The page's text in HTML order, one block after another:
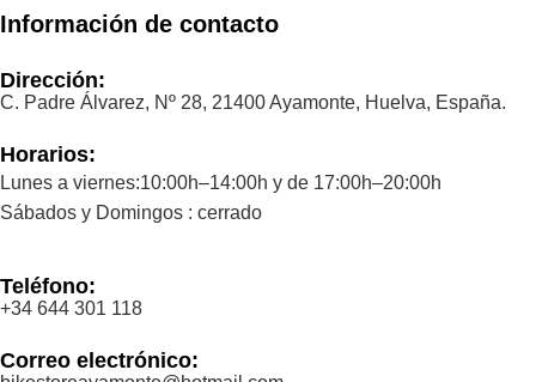
Información de contacto
Dirección:
C. Padre Álvarez, Nº 28, 21400 Ayamonte, Huelva, España.
Horarios:
Lunes a viernes:10:00h–14:00h y de 17:00h–20:00h
Sábados y Domingos : cerrado
Teléfono:
+34 644 301 118
Correo electrónico: